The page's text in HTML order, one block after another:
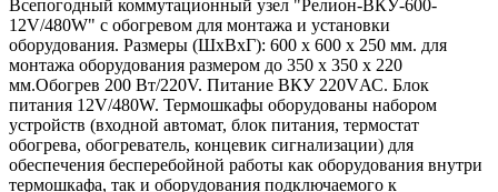
Всепогодный коммутационный узел "Релион-ВКУ-600-
12V/480W" с обогревом для монтажа и установки
оборудования. Размеры (ШхВхГ): 600 х 600 х 250 мм. для
монтажа оборудования размером до 350 х 350 х 220
мм.Обогрев 200 Вт/220V. Питание ВКУ 220VАС. Блок
питания 12V/480W. Термошкафы оборудованы набором
устройств (входной автомат, блок питания, термостат
обогрева, обогреватель, концевик сигнализации) для
обеспечения бесперебойной работы как оборудования внутри
термошкафа, так и оборудования подключаемого к